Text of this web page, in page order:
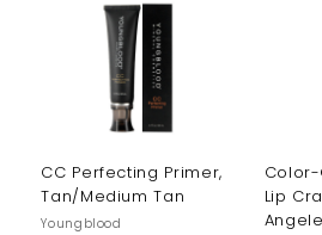
CC Perfecting Primer,
Tan/Medium Tan
Youngblood
Lip